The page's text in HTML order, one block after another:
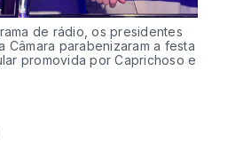
de rádio, os presidentes
Câmara parabenizaram a festa
promovida por Caprichoso e